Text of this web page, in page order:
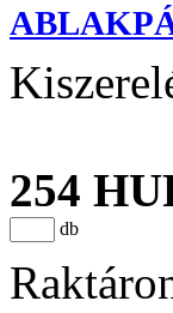
254
db